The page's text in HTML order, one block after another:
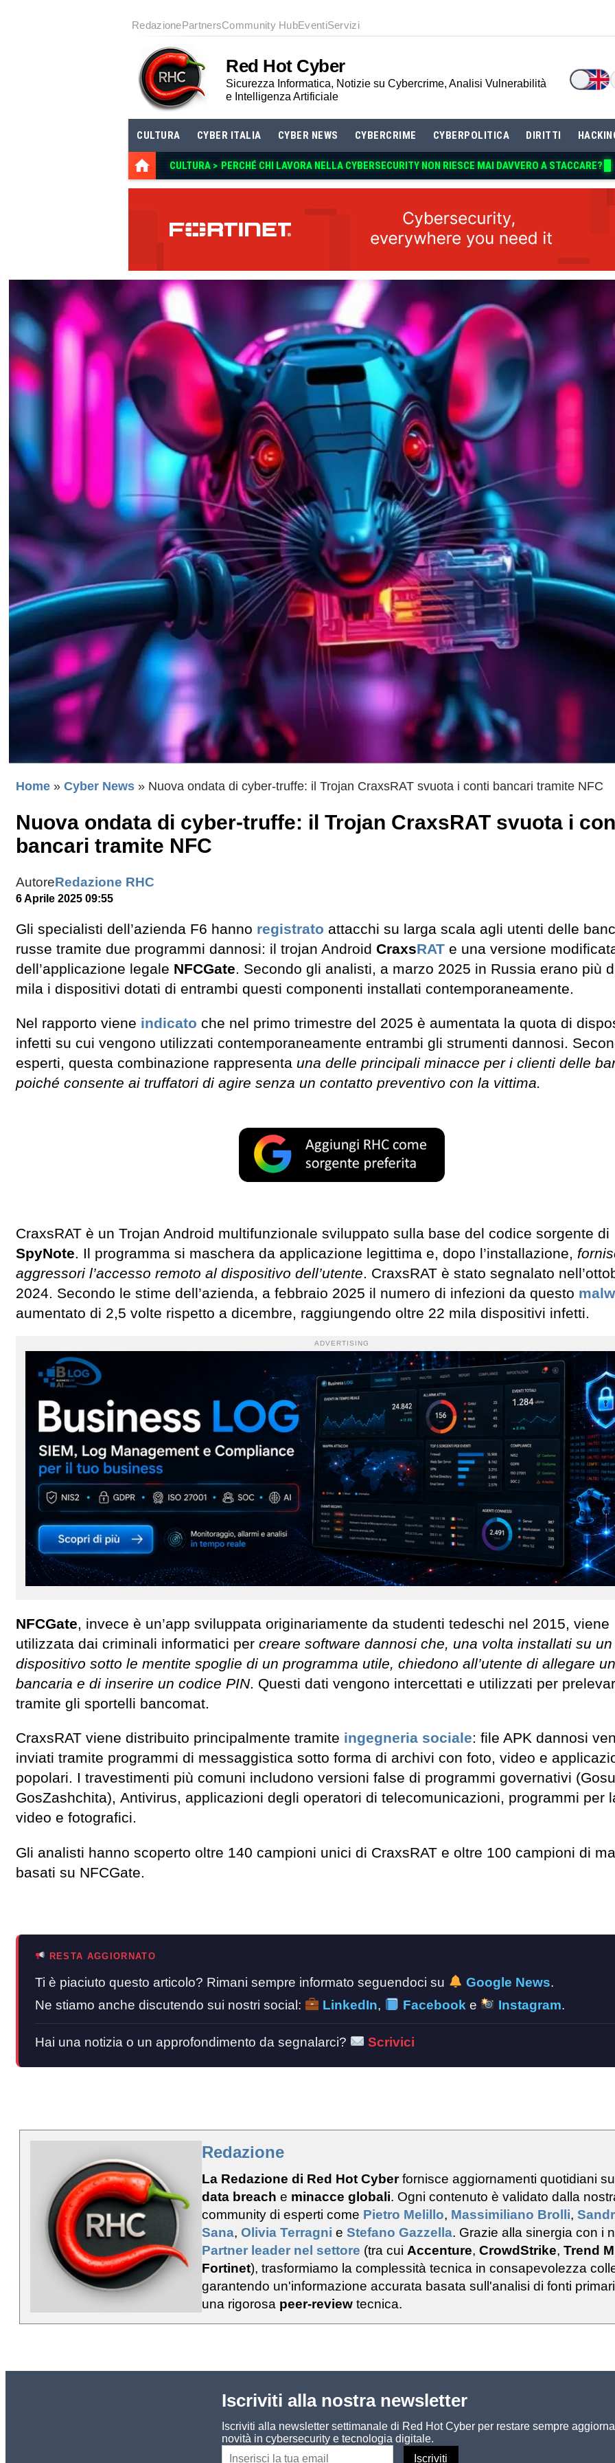
RedazionePartnersCommunity HubEventiServizi
Red Hot Cyber
Sicurezza Informatica, Notizie su Cybercrime, Analisi Vulnerabilità
e Intelligenza Artificiale
CULTURA CYBER ITALIA CYBER NEWS CYBERCRIME CYBERPOLITICA DIRITTI
CULTURA > PERCHÉ CHI LAVORA NELLA CYBERSECURITY NON RIESCE
Home » Cyber News » Nuova ondata di cyber-truffe: il Trojan CraxsRAT svuota i conti bancari tramite NFC
Nuova ondata di cyber-truffe: il Trojan CraxsRAT svuota i
bancari tramite NFC
AutoreRedazione RHC
6 Aprile 2025 09:55
Gli specialisti dell’azienda F6 hanno registrato attacchi su larga scala agli utenti delle
russe tramite due programmi dannosi: il trojan Android CraxsRAT e una versione
dell’applicazione legale NFCGate. Secondo gli analisti, a marzo 2025 in Russia erano più
mila i dispositivi dotati di entrambi questi componenti installati contemporaneamente.
Nel rapporto viene indicato che nel primo trimestre del 2025 è aumentata la quota di
infetti su cui vengono utilizzati contemporaneamente entrambi gli strumenti dannosi.
esperti, questa combinazione rappresenta una delle principali minacce per i clienti delle
poiché consente ai truffatori di agire senza un contatto preventivo con la vittima.
CraxsRAT è un Trojan Android multifunzionale sviluppato sulla base del codice sorgente di
SpyNote. Il programma si maschera da applicazione legittima e, dopo l’installazione,
aggressori l’accesso remoto al dispositivo dell’utente. CraxsRAT è stato segnalato
2024. Secondo le stime dell’azienda, a febbraio 2025 il numero di infezioni da questo
aumentato di 2,5 volte rispetto a dicembre, raggiungendo oltre 22 mila dispositivi infetti.
ADVERTISING
NFCGate, invece è un’app sviluppata originariamente da studenti tedeschi nel 2015, viene
utilizzata dai criminali informatici per creare software dannosi che, una volta installati su un
dispositivo sotto le mentite spoglie di un programma utile, chiedono all’utente di allegare
bancaria e di inserire un codice PIN. Questi dati vengono intercettati e utilizzati per
tramite gli sportelli bancomat.
CraxsRAT viene distribuito principalmente tramite ingegneria sociale: file APK dannosi
inviati tramite programmi di messaggistica sotto forma di archivi con foto, video e
popolari. I travestimenti più comuni includono versioni false di programmi governativi
GosZashchita), Antivirus, applicazioni degli operatori di telecomunicazioni, programmi per
video e fotografici.
Gli analisti hanno scoperto oltre 140 campioni unici di CraxsRAT e oltre 100 campioni di
basati su NFCGate.
RESTA AGGIORNATO
Ti è piaciuto questo articolo? Rimani sempre informato seguendoci su Google News.
Ne stiamo anche discutendo sui nostri social:
LinkedIn, Facebook e Instagram.
Hai una notizia o un approfondimento da segnalarci? Scrivici
Redazione
La Redazione di Red Hot Cyberfornisce aggiornamenti quotidiani
data breach e minacce globali. Ogni contenuto è validato dalla
community di esperti come Pietro Melillo, Massimiliano Brolli,
Sana, Olivia Terragni e Stefano Gazzella. Grazie alla sinergia con i
Partner leader nel settore (tra cui Accenture, CrowdStrike, Trend
Fortinet), trasformiamo la complessità tecnica in consapevolezza
garantendo un'informazione accurata basata sull'analisi di fonti
una rigorosa peer-review tecnica.
Iscriviti alla nostra newsletter
Iscriviti alla newsletter settimanale di Red Hot Cyber per restare sempre
novità in cybersecurity e tecnologia digitale.